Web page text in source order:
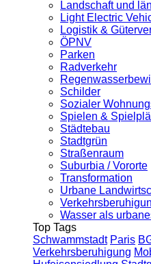
Landschaft und
Light Electric
Logistik &
ÖPNV
Parken
Radverkehr
Schilder
Sozialer
Spielen &
Städtebau
Stadtgrün
Straßenraum
Suburbia / Vororte
Transformation
Urbane
Wasser als
Top Tags
Schwammstadt Paris
Verkehrsberuhigung